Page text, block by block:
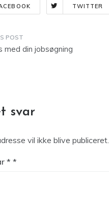
TWITTER
med din jobsøgning
svar
vil ikke blive publiceret.
*